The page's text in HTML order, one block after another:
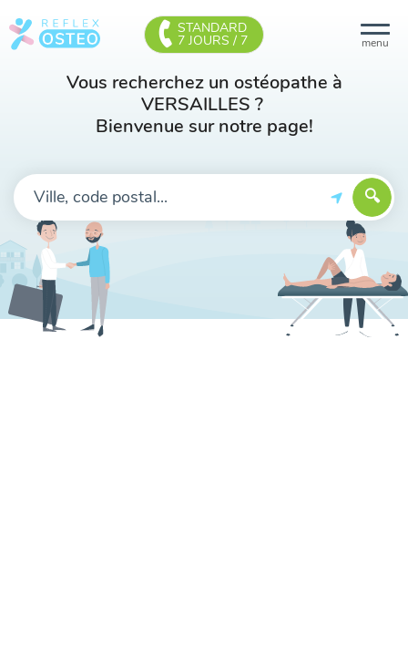
menu
STANDARD
7 JOURS / 7
Vous recherchez un ostéopathe à
VERSAILLES ?
Bienvenue sur notre page!